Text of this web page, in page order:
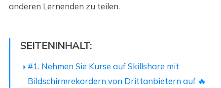
anderen Lernenden zu teilen.
SEITENINHALT:
#1. Nehmen Sie Kurse auf Skillshare mit
Bildschirmrekordern von Drittanbietern auf🔥